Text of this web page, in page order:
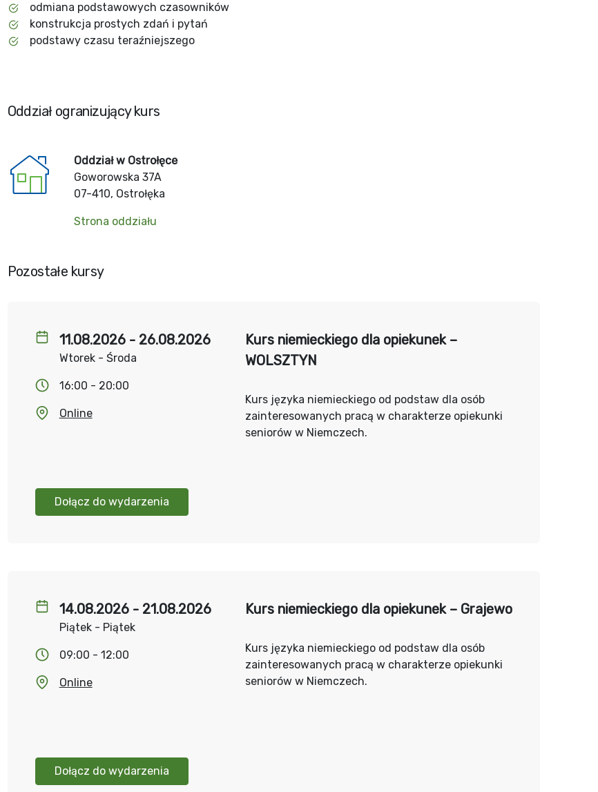
odmiana podstawowych czasowników
konstrukcja prostych zdań i pytań
podstawy czasu teraźniejszego
Oddział ogranizujący kurs
Oddział w Ostrołęce
Goworowska 37A
07-410, Ostrołęka
Strona oddziału
Pozostałe kursy
11.08.2026 - 26.08.2026
Wtorek - Środa
16:00 - 20:00
Online
Dołącz do wydarzenia
Kurs niemieckiego dla opiekunek –
WOLSZTYN
Kurs języka niemieckiego od podstaw dla osób
zainteresowanych pracą w charakterze opiekunki
seniorów w Niemczech.
14.08.2026 - 21.08.2026
Piątek - Piątek
09:00 - 12:00
Online
Dołącz do wydarzenia
Kurs niemieckiego dla opiekunek – Grajewo
Kurs języka niemieckiego od podstaw dla osób
zainteresowanych pracą w charakterze opiekunki
seniorów w Niemczech.